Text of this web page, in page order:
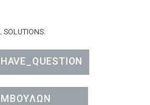
SOLUTIONS:
HAVE_QUESTION